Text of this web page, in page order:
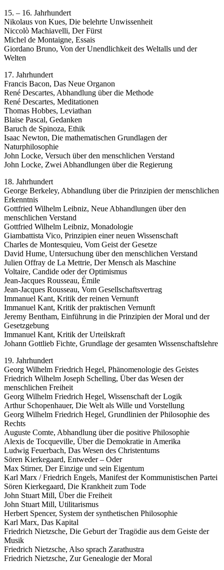
15. – 16. Jahrhundert
Nikolaus von Kues, Die belehrte Unwissenheit
Niccolò Machiavelli, Der Fürst
Michel de Montaigne, Essais
Giordano Bruno, Von der Unendlichkeit des Weltalls und der
Welten
17. Jahrhundert
Francis Bacon, Das Neue Organon
René Descartes, Abhandlung über die Methode
René Descartes, Meditationen
Thomas Hobbes, Leviathan
Blaise Pascal, Gedanken
Baruch de Spinoza, Ethik
Isaac Newton, Die mathematischen Grundlagen der
Naturphilosophie
John Locke, Versuch über den menschlichen Verstand
John Locke, Zwei Abhandlungen über die Regierung
18. Jahrhundert
George Berkeley, Abhandlung über die Prinzipien der menschlichen
Erkenntnis
Gottfried Wilhelm Leibniz, Neue Abhandlungen über den
menschlichen Verstand
Gottfried Wilhelm Leibniz, Monadologie
Giambattista Vico, Prinzipien einer neuen Wissenschaft
Charles de Montesquieu, Vom Geist der Gesetze
David Hume, Untersuchung über den menschlichen Verstand
Julien Offray de La Mettrie, Der Mensch als Maschine
Voltaire, Candide oder der Optimismus
Jean-Jacques Rousseau, Émile
Jean-Jacques Rousseau, Vom Gesellschaftsvertrag
Immanuel Kant, Kritik der reinen Vernunft
Immanuel Kant, Kritik der praktischen Vernunft
Jeremy Bentham, Einführung in die Prinzipien der Moral und der
Gesetzgebung
Immanuel Kant, Kritik der Urteilskraft
Johann Gottlieb Fichte, Grundlage der gesamten Wissenschaftslehre
19. Jahrhundert
Georg Wilhelm Friedrich Hegel, Phänomenologie des Geistes
Friedrich Wilhelm Joseph Schelling, Über das Wesen der
menschlichen Freiheit
Georg Wilhelm Friedrich Hegel, Wissenschaft der Logik
Arthur Schopenhauer, Die Welt als Wille und Vorstellung
Georg Wilhelm Friedrich Hegel, Grundlinien der Philosophie des
Rechts
Auguste Comte, Abhandlung über die positive Philosophie
Alexis de Tocqueville, Über die Demokratie in Amerika
Ludwig Feuerbach, Das Wesen des Christentums
Sören Kierkegaard, Entweder – Oder
Max Stirner, Der Einzige und sein Eigentum
Karl Marx / Friedrich Engels, Manifest der Kommunistischen Partei
Sören Kierkegaard, Die Krankheit zum Tode
John Stuart Mill, Über die Freiheit
John Stuart Mill, Utilitarismus
Herbert Spencer, System der synthetischen Philosophie
Karl Marx, Das Kapital
Friedrich Nietzsche, Die Geburt der Tragödie aus dem Geiste der
Musik
Friedrich Nietzsche, Also sprach Zarathustra
Friedrich Nietzsche, Zur Genealogie der Moral